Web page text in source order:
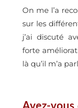
On me l’a
sur les
j’ai discuté
forte
là qu’il m’a
Avez-